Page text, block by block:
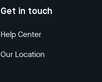
Get in touch
Help Center
Our Location